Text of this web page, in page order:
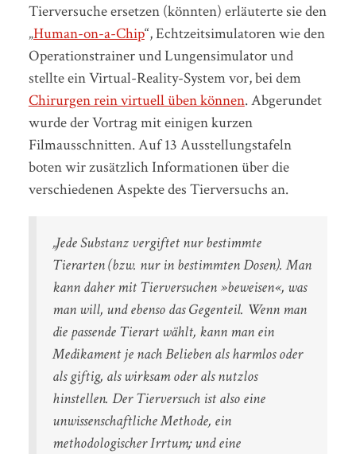
Tierversuche ersetzen (könnten) erläuterte sie den
„Human-on-a-Chip“, Echtzeitsimulatoren wie den
Operationstrainer und Lungensimulator und
stellte ein Virtual-Reality-System vor, bei dem
Chirurgen rein virtuell üben können. Abgerundet
wurde der Vortrag mit einigen kurzen
Filmausschnitten. Auf 13 Ausstellungstafeln
boten wir zusätzlich Informationen über die
verschiedenen Aspekte des Tierversuchs an.
„Jede Substanz vergiftet nur bestimmte
Tierarten (bzw. nur in bestimmten Dosen). Man
kann daher mit Tierversuchen »beweisen«, was
man will, und ebenso das Gegenteil. Wenn man
die passende Tierart wählt, kann man ein
Medikament je nach Belieben als harmlos oder
als giftig, als wirksam oder als nutzlos
hinstellen. Der Tierversuch ist also eine
unwissenschaftliche Methode, ein
methodologischer Irrtum; und eine